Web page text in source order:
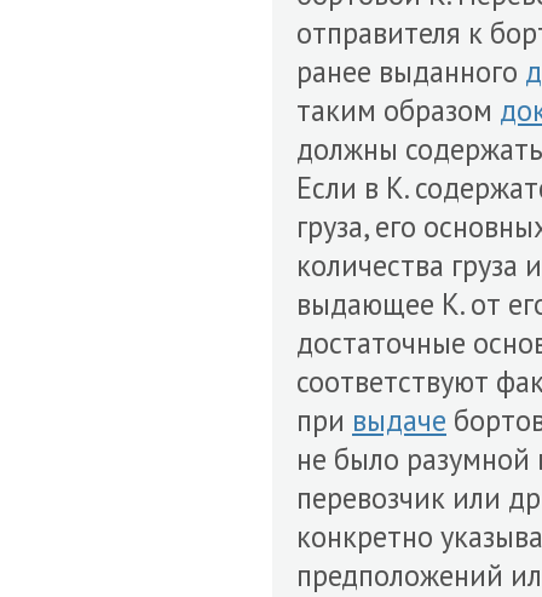
отправителя к
ранее выданного
таким образом
должны
Если в К.
груза, его
количества
выдающее К. от
достаточные
соответствуют
при выдаче
не было разумной
перевозчик или
конкретно
предположений